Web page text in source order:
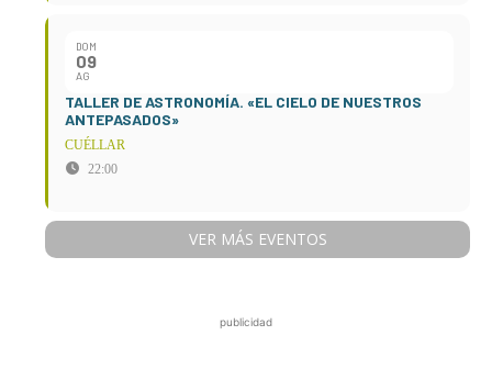
DOM
09
AG
TALLER DE ASTRONOMÍA. «EL CIELO DE NUESTROS
ANTEPASADOS»
CUÉLLAR
22:00
VER MÁS EVENTOS
publicidad